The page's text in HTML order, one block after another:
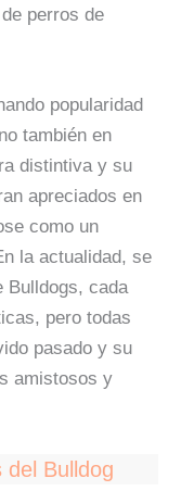
perros de
popularidad
también en
distintiva y su
apreciados en
como un
la actualidad, se
Bulldogs, cada
pero todas
pasado y su
amistosos y
Bulldog